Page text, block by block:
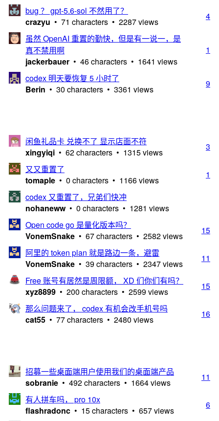
bug ？ gpt-5.6-sol 不然用了？
crazyu • 71 characters • 2287 views
4
虽然 OpenAI 重置的勤快，但是有一说一，是
真不禁用啊
jackerbauer • 46 characters • 1641 views
1
codex 明天要恢复 5 小时了
Berin • 30 characters • 3361 views
9
闲鱼礼品卡 兑换不了 显示店面不符
xingyiqi • 62 characters • 1315 views
3
又又重置了
tomaple • 0 characters • 1166 views
1
codex 又重置了，兄弟们快冲
nohaneww• 0 characters • 1281 views
Open code go 是量化版本吗？
VonemSnake • 67 characters • 2582 views
15
阿里的 token plan 就是路边一条，避雷
VonemSnake • 39 characters • 2347 views
11
Free 账号有居然是周限额， XD 们你们有吗？
xyz8899 • 200 characters • 2599 views
15
那么问题来了， codex 有机会改手机号吗
cat55 • 77 characters • 2480 views
16
招募一些桌面端用户使用我们的桌面端产品
sobranie • 492 characters • 1664 views
11
有人拼车吗， pro 10x
flashradonc • 15 characters • 657 views
6